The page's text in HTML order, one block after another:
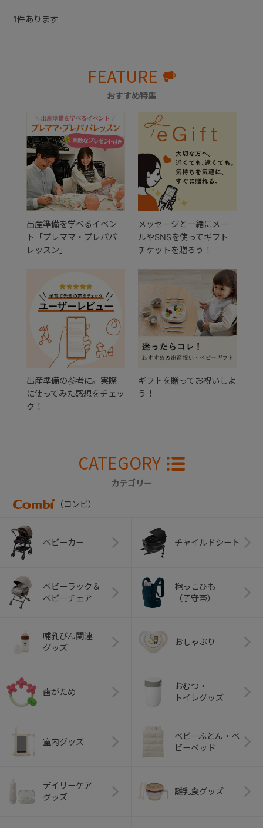
1件あります
FEATURE
おすすめ特集
出産準備を学べるイベン
ト「プレママ・プレパパ
レッスン」
メッセージと一緒にメー
ルやSNSを使ってギフト
チケットを贈ろう！
出産準備の参考に。実際
に使ってみた感想をチェッ
ク！
ギフトを贈ってお祝いしよ
う！
CATEGORY
カテゴリー
（コンビ）
ベビーカー チャイルドシート
ベビーラック＆
ベビーチェア
抱っこひも
（子守帯）
哺乳びん関連
グッズ
おしゃぶり
歯がため
おむつ・
トイレグッズ
室内グッズ
ベビーふとん・ベ
ビーベッド
デイリーケア
グッズ
離乳食グッズ